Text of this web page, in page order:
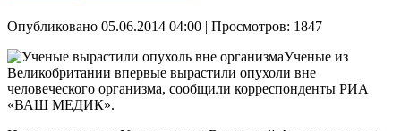
Опубликовано 05.06.2014 04:00 | Просмотров: 1847
Ученые из
Великобритании впервые вырастили опухоли вне
человеческого организма, сообщили корреспонденты РИА
«ВАШ МЕДИК».